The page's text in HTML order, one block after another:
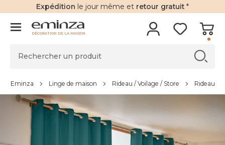
Expédition le jour même et retour gratuit *
DÉCORATION DE LA MAISON
Eminza Linge de maison Rideau / Voilage / Store Rideau